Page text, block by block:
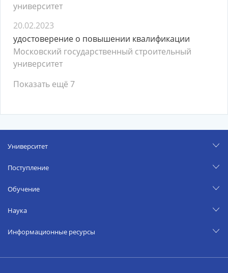
университет
20.02.2023
удостоверение о повышении квалификации
Московский государственный строительный
университет
Показать ещё 7
Университет
Поступление
Обучение
Наука
Информационные ресурсы